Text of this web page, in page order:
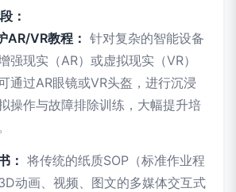
：
AR/VR教程： 针对复杂的智能设备
强现实（AR）或虚拟现实（VR）
通过AR眼镜或VR头盔，进行沉浸
操作与故障排除训练，大幅提升培
： 将传统的纸质SOP（标准作业程
动画、视频、图文的多媒体交互式